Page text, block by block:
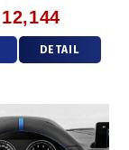
DETAIL